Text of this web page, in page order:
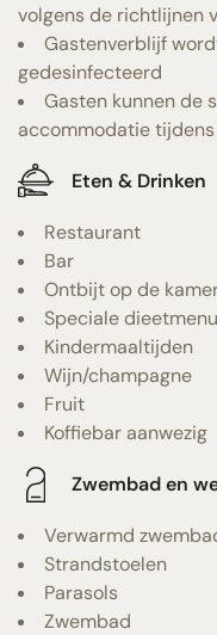
volgens de richtlijnen
Gastenverblijf
gedesinfecteerd
Gasten kunnen de
accommodatie
Eten & Drinken
Restaurant
Bar
Ontbijt op de
Speciale
Kindermaaltijden
Wijn/champagne
Fruit
Koffiebar aanwezig
Zwembad en
Verwarmd
Strandstoelen
Parasols
Zwembad